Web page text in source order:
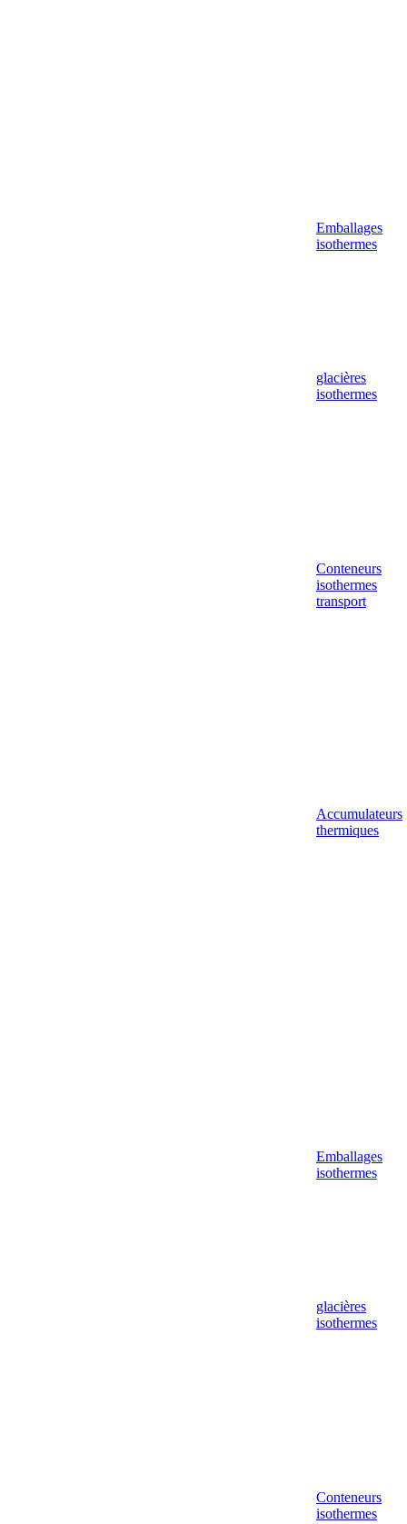
Emballages
isothermes
glacières
isothermes
Conteneurs
isothermes
transport
Accumulateurs
thermiques
Emballages
isothermes
glacières
isothermes
Conteneurs
isothermes